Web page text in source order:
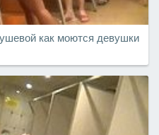
как моются девушки